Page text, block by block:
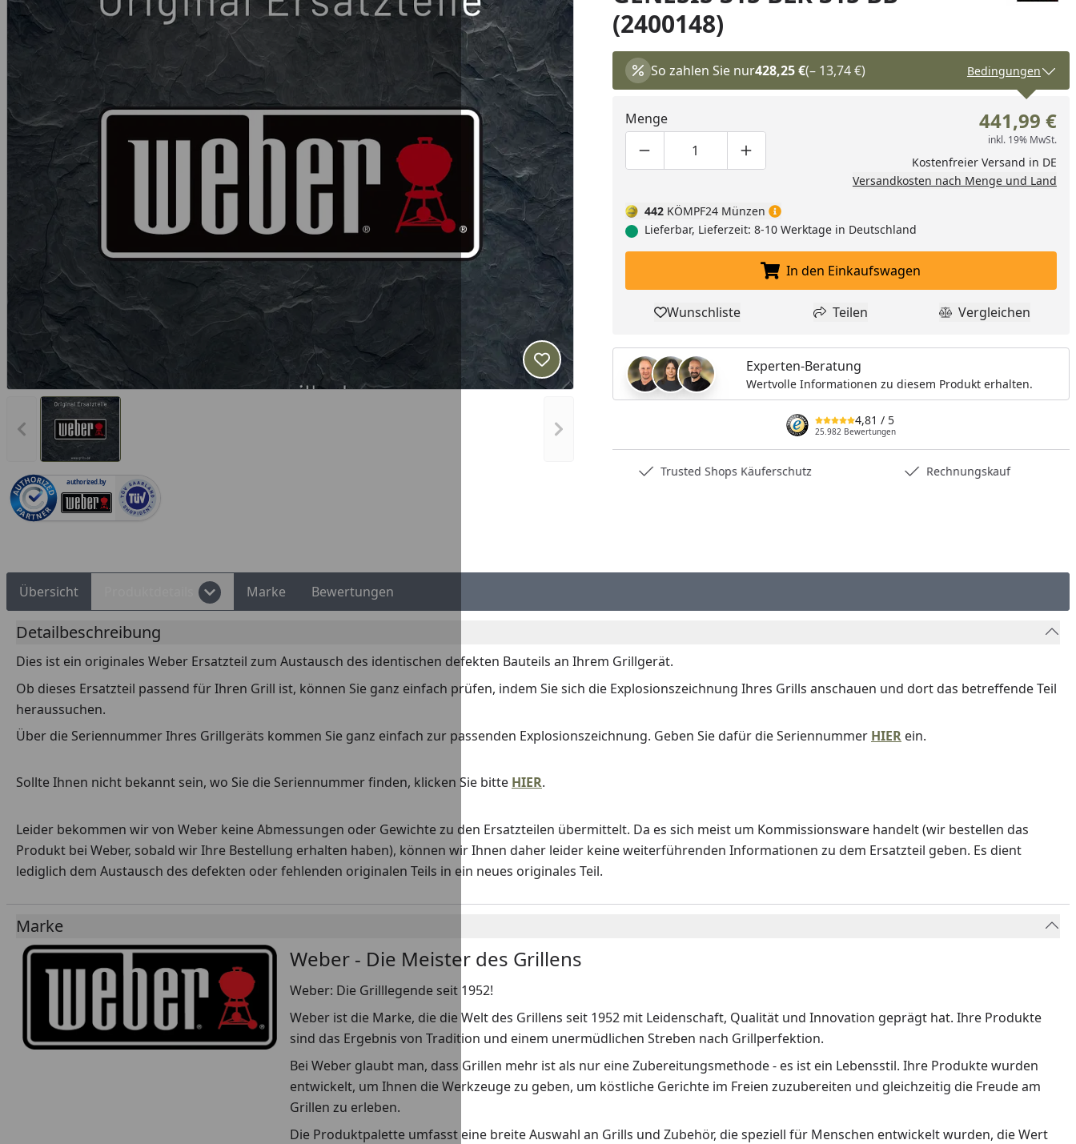
Vorheriges Bild anzeigen Nächstes Bild anzeigen
Produkt zur Wunschliste hinzufügen
authorized.by
(2400148)
So zahlen Sie nur428,25 €(– 13,74 €) Bedingungen
Menge
Produktmenge um eins verringern
Produktmenge manuell eingeben
Produktmenge um eins erhöhen
441,99 €
inkl. 19% MwSt.
Kostenfreier Versand in DE
Versandkosten nach Menge und Land
442 KÖMPF24 Münzen
Lieferbar, Lieferzeit: 8-10 Werktage in Deutschland
In den Einkaufswagen legen
In den Einkaufswagen
Produkt zur Wunschliste hinzufügen
Wunschliste Teilen
Teilen Produkt
Vergleichen
Experten-Beratung
Wertvolle Informationen zu diesem Produkt erhalten.
4,81 / 5
25.982 Bewertungen
Trusted Shops Käuferschutz Rechnungskauf
Übersicht Marke Bewertungen
Detailbeschreibung
Dies ist ein originales Weber Ersatzteil zum Austausch des identischen defekten Bauteils an Ihrem Grillgerät.
Ob dieses Ersatzteil passend für Ihren Grill ist, können Sie ganz einfach prüfen, indem Sie sich die Explosionszeichnung Ihres Grills anschauen und dort das betreffende Teil
heraussuchen.
Über die Seriennummer Ihres Grillgeräts kommen Sie ganz einfach zur passenden Explosionszeichnung. Geben Sie dafür die Seriennummer HIER ein.
Sollte Ihnen nicht bekannt sein, wo Sie die Seriennummer finden, klicken Sie bitte HIER.
Leider bekommen wir von Weber keine Abmessungen oder Gewichte zu den Ersatzteilen übermittelt. Da es sich meist um Kommissionsware handelt (wir bestellen das
Produkt bei Weber, sobald wir Ihre Bestellung erhalten haben), können wir Ihnen daher leider keine weiterführenden Informationen zu dem Ersatzteil geben. Es dient
lediglich dem Austausch des defekten oder fehlenden originalen Teils in ein neues originales Teil.
Marke
Weber - Die Meister des Grillens
Weber: Die Grilllegende seit 1952!
Weber ist die Marke, die die Welt des Grillens seit 1952 mit Leidenschaft, Qualität und Innovation geprägt hat. Ihre Produkte
sind das Ergebnis von Tradition und einem unermüdlichen Streben nach Grillperfektion.
Bei Weber glaubt man, dass Grillen mehr ist als nur eine Zubereitungsmethode - es ist ein Lebensstil. Ihre Produkte wurden
entwickelt, um Ihnen die Werkzeuge zu geben, um köstliche Gerichte im Freien zuzubereiten und gleichzeitig die Freude am
Grillen zu erleben.
Die Produktpalette umfasst eine breite Auswahl an Grills und Zubehör, die speziell für Menschen entwickelt wurden, die Wert